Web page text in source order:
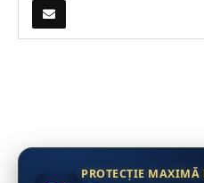
PROTECȚIE MAXIMĂ